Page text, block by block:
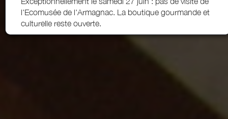
l'Ecomusée de l'Armagnac. La boutique gourmande et
culturelle reste ouverte.